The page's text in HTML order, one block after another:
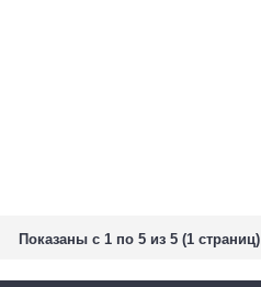
Показаны с 1 по 5 из 5 (1 страниц)